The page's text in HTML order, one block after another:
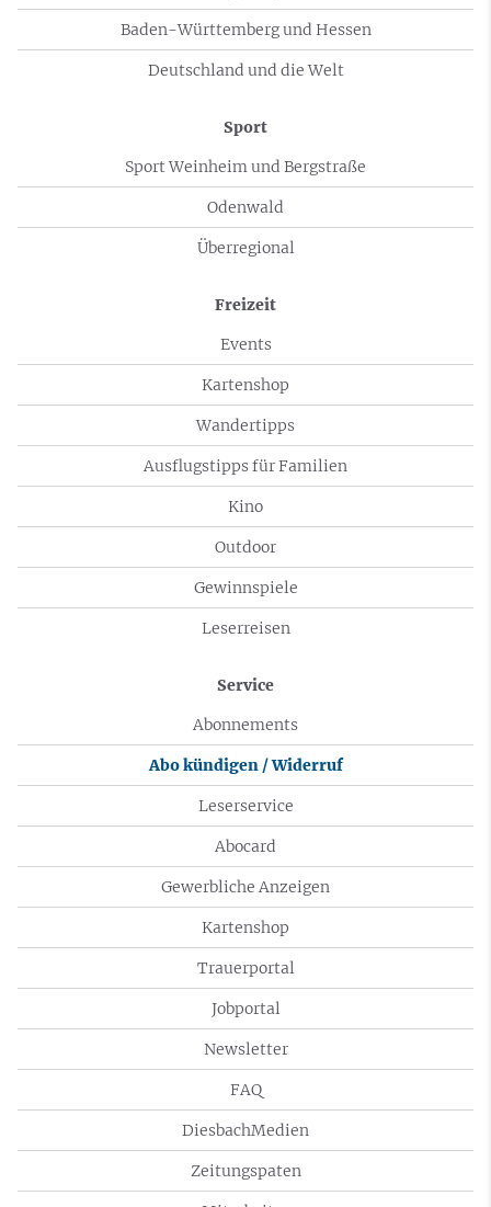
Baden-Württemberg und Hessen
Deutschland und die Welt
Sport
Sport Weinheim und Bergstraße
Odenwald
Überregional
Freizeit
Events
Kartenshop
Wandertipps
Ausflugstipps für Familien
Kino
Outdoor
Gewinnspiele
Leserreisen
Service
Abonnements
Abo kündigen / Widerruf
Leserservice
Abocard
Gewerbliche Anzeigen
Kartenshop
Trauerportal
Jobportal
Newsletter
FAQ
DiesbachMedien
Zeitungspaten